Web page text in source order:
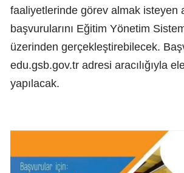
faaliyetlerinde görev almak isteyen
başvurularını Eğitim Yönetim
üzerinden gerçekleştirebilecek.
edu.gsb.gov.tr adresi aracılığıyla
yapılacak.